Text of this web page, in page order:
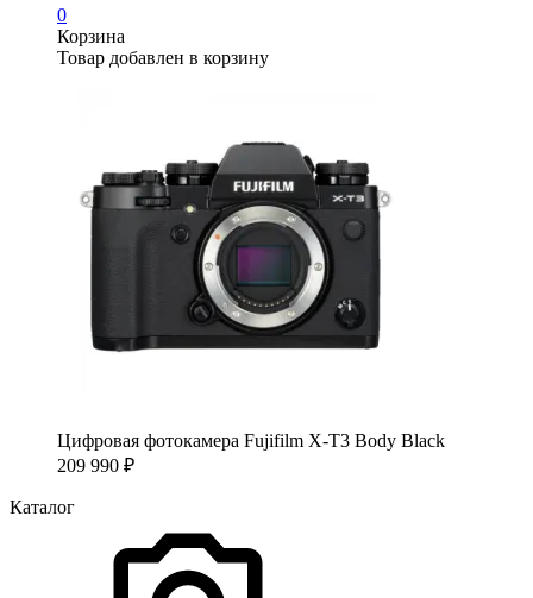
0
Корзина
Товар добавлен в корзину
Цифровая фотокамера Fujifilm X-T3 Body Black
209 990 ₽
Каталог